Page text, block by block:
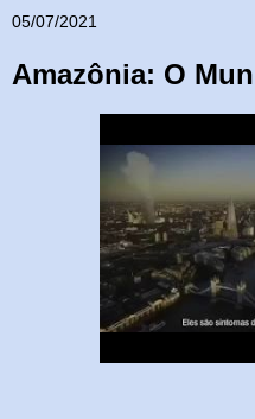
05/07/2021
Amazônia: O